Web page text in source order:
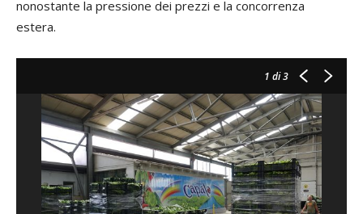
nonostante la pressione dei prezzi e la concorrenza
estera.
1 di 3